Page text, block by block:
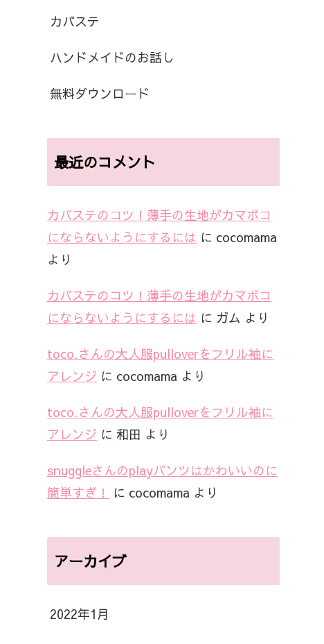
カバステ
ハンドメイドのお話し
無料ダウンロード
最近のコメント
カバステのコツ！薄手の生地がカマボコ
にならないようにするには に cocomama
より
カバステのコツ！薄手の生地がカマボコ
にならないようにするには に ガム より
toco.さんの大人服pulloverをフリル袖に
アレンジ に cocomama より
toco.さんの大人服pulloverをフリル袖に
アレンジ に 和田 より
snuggleさんのplayパンツはかわいいのに
簡単すぎ！ に cocomama より
アーカイブ
2022年1月